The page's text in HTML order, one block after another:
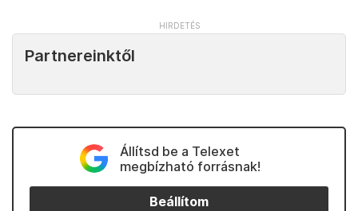
Partnereinktől
Állítsd be a Telexet
megbízható forrásnak!
Beállítom